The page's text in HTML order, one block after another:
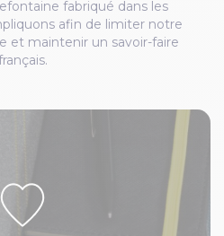
fabriqué dans les
afin de limiter notre
et maintenir un savoir-faire